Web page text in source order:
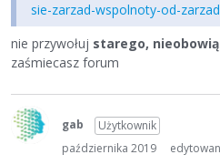
sie-zarzad-wspolnoty-od-
nie przywołuj starego,
zaśmiecasz forum
gab
Użytkownik
października 2019